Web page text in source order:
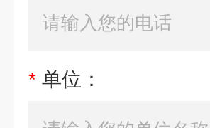
* 单位：